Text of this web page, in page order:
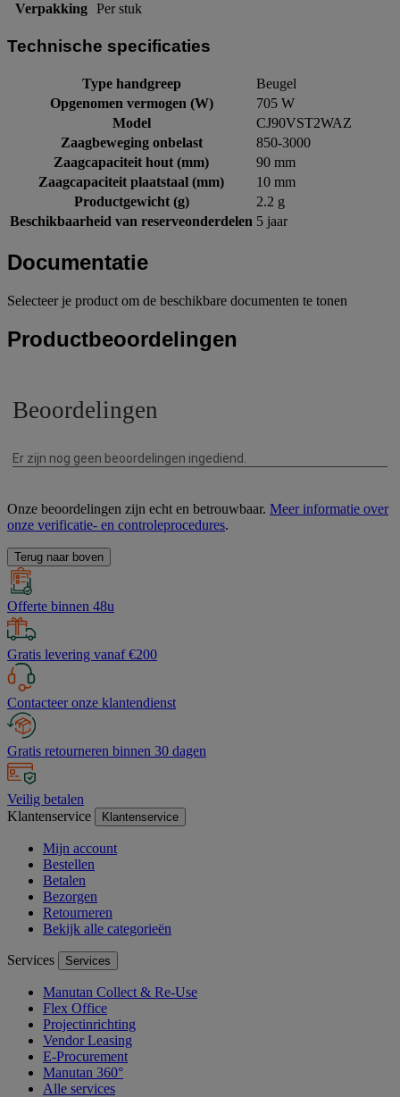
Verpakking Per stuk
Technische specificaties
Type handgreep
Beugel
Opgenomen vermogen (W)
705 W
Model
CJ90VST2WAZ
Zaagbeweging onbelast
850-3000
Zaagcapaciteit hout (mm)
90 mm
Zaagcapaciteit plaatstaal (mm)
10 mm
Productgewicht (g)
2.2 g
Beschikbaarheid van reserveonderdelen 5 jaar
Documentatie
Selecteer je product om de beschikbare documenten te tonen
Productbeoordelingen
Onze beoordelingen zijn echt en betrouwbaar. Meer informatie over
onze verificatie- en controleprocedures.
Terug naar boven
Offerte binnen 48u
Gratis levering vanaf €200
Contacteer onze klantendienst
Gratis retourneren binnen 30 dagen
Veilig betalen
Klantenservice
Klantenservice
Mijn account
Bestellen
Betalen
Bezorgen
Retourneren
Bekijk alle categorieën
Services Services
Manutan Collect & Re-Use
Flex Office
Projectinrichting
Vendor Leasing
E-Procurement
Manutan 360°
Alle services